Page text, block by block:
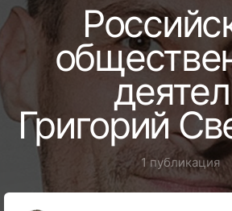
Григорий
1 публикация